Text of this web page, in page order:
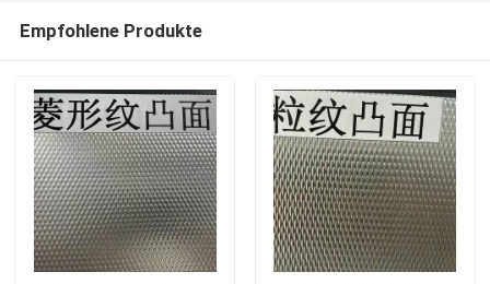
Empfohlene Produkte